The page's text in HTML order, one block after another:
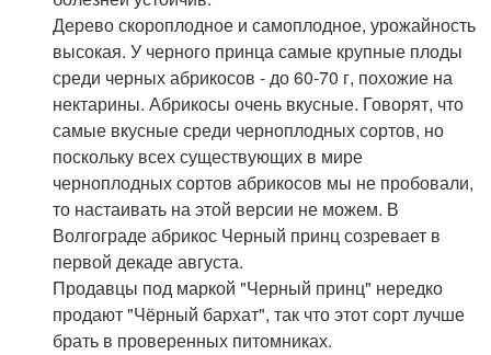
Дерево скороплодное и самоплодное, урожайность
высокая. У черного принца самые крупные плоды
среди черных абрикосов - до 60-70 г, похожие на
нектарины. Абрикосы очень вкусные. Говорят, что
самые вкусные среди черноплодных сортов, но
поскольку всех существующих в мире
черноплодных сортов абрикосов мы не пробовали,
то настаивать на этой версии не можем. В
Волгограде абрикос Черный принц созревает в
первой декаде августа.
Продавцы под маркой "Черный принц" нередко
продают "Чёрный бархат", так что этот сорт лучше
брать в проверенных питомниках.